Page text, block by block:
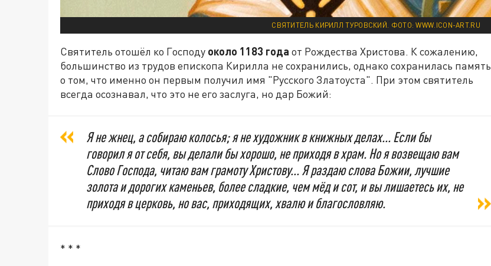
СВЯТИТЕЛЬ КИРИЛЛ ТУРОВСКИЙ. ФОТО: WWW.ICON-ART.RU
Святитель отошёл ко Господу около 1183 года от Рождества Христова. К сожалению,
большинство из трудов епископа Кирилла не сохранились, однако сохранилась память
о том, что именно он первым получил имя "Русского Златоуста". При этом святитель
всегда осознавал, что это не его заслуга, но дар Божий:
Я не жнец, а собираю колосья; я не художник в книжных делах... Если бы
говорил я от себя, вы делали бы хорошо, не приходя в храм. Но я возвещаю вам
Слово Господа, читаю вам грамоту Христову... Я раздаю слова Божии, лучшие
золота и дорогих каменьев, более сладкие, чем мёд и сот, и вы лишаетесь их, не
приходя в церковь, но вас, приходящих, хвалю и благословляю.
* * *